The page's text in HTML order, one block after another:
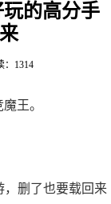
的高分手
：1314
王。